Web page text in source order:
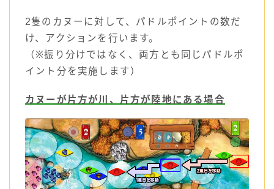
2隻のカヌーに対して、パドルポイントの数だ
け、アクションを行います。
（※振り分けではなく、両方とも同じパドルポ
イント分を実施します）
カヌーが片方が川、片方が陸地にある場合